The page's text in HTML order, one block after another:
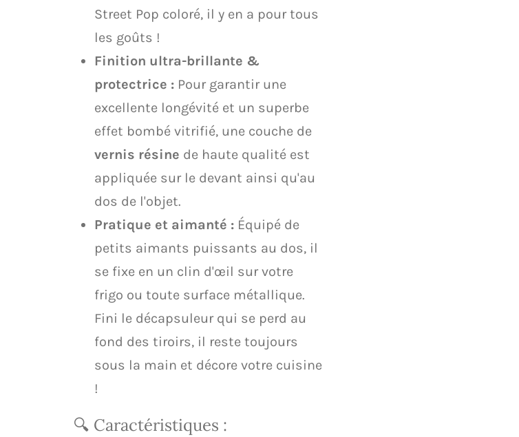
Street Pop coloré, il y en a pour tous
les goûts !
Finition ultra-brillante &
protectrice : Pour garantir une
excellente longévité et un superbe
effet bombé vitrifié, une couche de
vernis résine de haute qualité est
appliquée sur le devant ainsi qu'au
dos de l'objet.
Pratique et aimanté : Équipé de
petits aimants puissants au dos, il
se fixe en un clin d'œil sur votre
frigo ou toute surface métallique.
Fini le décapsuleur qui se perd au
fond des tiroirs, il reste toujours
sous la main et décore votre cuisine
!
​🔍 Caractéristiques :